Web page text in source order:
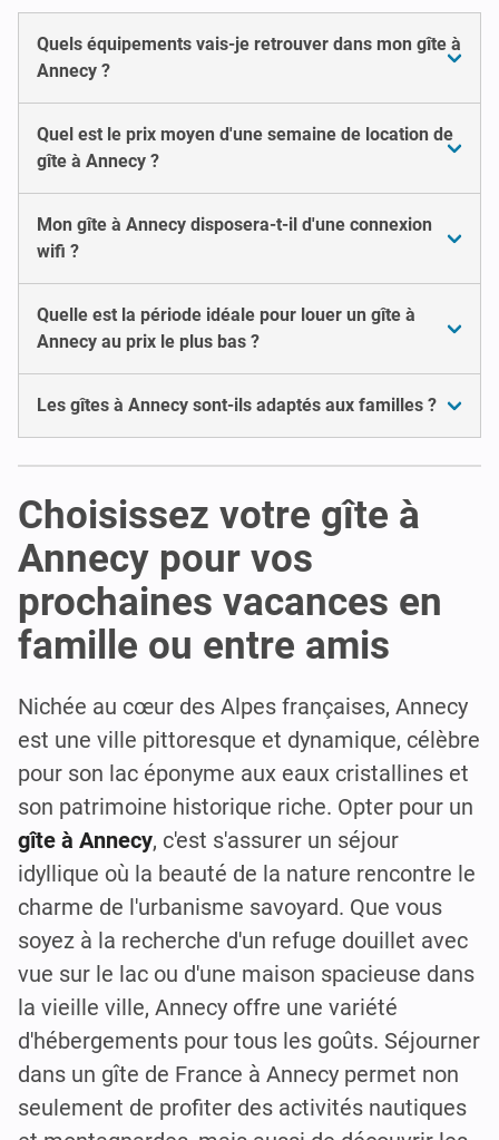
Quels équipements vais-je retrouver dans mon gîte à
Annecy ?
Quel est le prix moyen d'une semaine de location de
gîte à Annecy ?
Mon gîte à Annecy disposera-t-il d'une connexion
wifi ?
Quelle est la période idéale pour louer un gîte à
Annecy au prix le plus bas ?
Les gîtes à Annecy sont-ils adaptés aux familles ?
Choisissez votre gîte à
Annecy pour vos
prochaines vacances en
famille ou entre amis
Nichée au cœur des Alpes françaises, Annecy
est une ville pittoresque et dynamique, célèbre
pour son lac éponyme aux eaux cristallines et
son patrimoine historique riche. Opter pour un
gîte à Annecy, c'est s'assurer un séjour
idyllique où la beauté de la nature rencontre le
charme de l'urbanisme savoyard. Que vous
soyez à la recherche d'un refuge douillet avec
vue sur le lac ou d'une maison spacieuse dans
la vieille ville, Annecy offre une variété
d'hébergements pour tous les goûts. Séjourner
dans un gîte de France à Annecy permet non
seulement de profiter des activités nautiques